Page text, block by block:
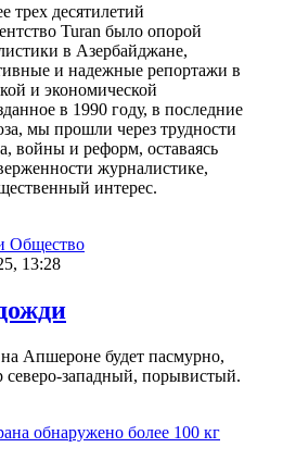
трех десятилетий
Turan было опорой
в Азербайджане,
и надежные репортажи в
и экономической
в 1990 году, в последние
мы прошли через трудности
войны и реформ, оставаясь
журналистике,
интерес.
Общество
13:28
Апшероне будет пасмурно,
северо-западный, порывистый.